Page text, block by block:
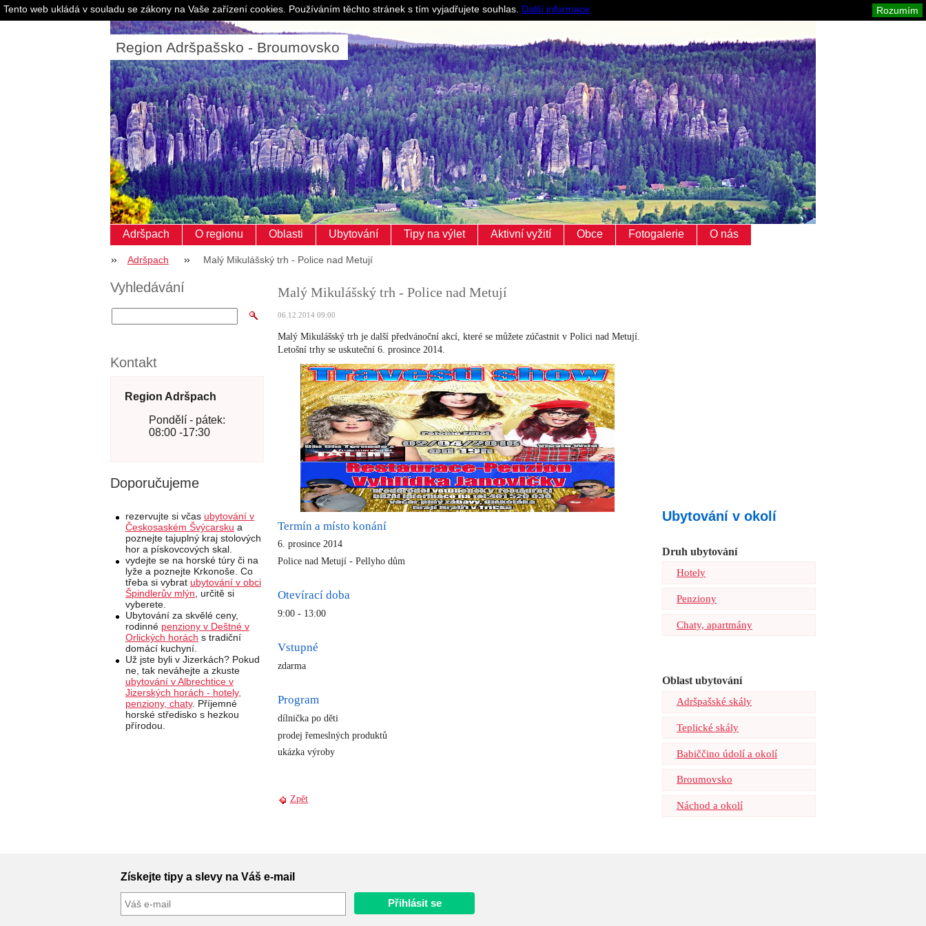
Region Adršpašsko - Broumovsko
Pro ubytovatele
Adršpach O regionu Oblasti Ubytování Tipy na výlet Aktivní vyžití Obce Fotogalerie O nás
Adršpach Malý Mikulášský trh - Police nad Metují
Ubytování v okolí
Druh ubytování
Hotely
Penziony
Chaty, apartmány
Oblast ubytování
Adršpašské skály
Teplické skály
Babiččino údolí a okolí
Broumovsko
Náchod a okolí
Malý Mikulášský trh - Police nad Metují
06.12.2014 09:00
Malý Mikulášský trh je další předvánoční akcí, které se můžete zúčastnit v Polici nad Metují.
Letošní trhy se uskuteční 6. prosince 2014.
Termín a místo konání
6. prosince 2014
Police nad Metují - Pellyho dům
Otevírací doba
9:00 - 13:00
Vstupné
zdarma
Program
dílnička po děti
prodej řemeslných produktů
ukázka výroby
Zpět
Vyhledávání
Kontakt
Region Adršpach
Pondělí - pátek:
08:00 -17:30
Doporučujeme
rezervujte si včas ubytování v
Českosaském Švýcarsku a
poznejte tajuplný kraj stolových
hor a pískovcových skal.
vydejte se na horské túry či na
lyže a poznejte Krkonoše. Co
třeba si vybrat ubytování v obci
Špindlerův mlýn, určitě si
vyberete.
Ubytování za skvělé ceny,
rodinné penziony v Deštné v
Orlických horách s tradiční
domácí kuchyní.
Už jste byli v Jizerkách? Pokud
ne, tak neváhejte a zkuste
ubytování v Albrechtice v
Jizerských horách - hotely,
penziony, chaty. Příjemné
horské středisko s hezkou
přírodou.
Získejte tipy a slevy na Váš e-mail
Tento web ukládá v souladu se zákony na Vaše zařízení cookies. Používáním těchto stránek s tím vyjadřujete souhlas. Rozumím
Další informace